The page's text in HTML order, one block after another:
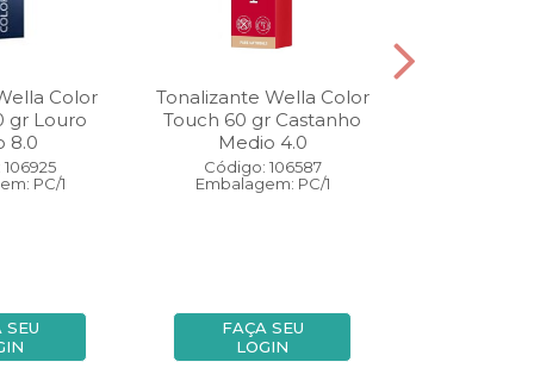
Color
gr Louro
8.0
PC/1
SEU
Tonalizante Wella Color
Touch 60 gr Castanho
Medio 4.0
Código: 106587
Embalagem: PC/1
FAÇA SEU
LOGIN